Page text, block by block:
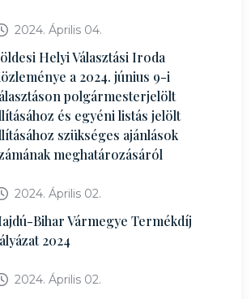
2024. Április 04.
Helyi Választási Iroda
a 2024. június 9-i
polgármesterjelölt
és egyéni listás jelölt
szükséges ajánlások
meghatározásáról
2024. Április 02.
Bihar Vármegye Termékdíj
2024
2024. Április 02.